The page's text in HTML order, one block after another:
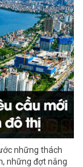
những thách
những đợt nắng